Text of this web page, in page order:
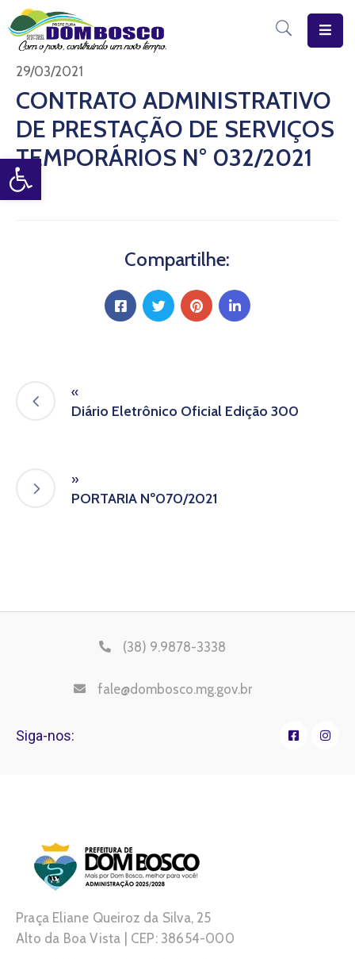
Open toolbar
Início
O
Município
Estrutura
Diário
29/03/2021
CONTRATO ADMINISTRATIVO
DE PRESTAÇÃO DE SERVIÇOS
TEMPORÁRIOS N° 032/2021
Compartilhe:
«
Diário Eletrônico Oficial Edição 300
»
PORTARIA Nº070/2021
(38) 9.9878-3338
fale@dombosco.mg.gov.br
Siga-nos:
Praça Eliane Queiroz da Silva, 25
Alto da Boa Vista | CEP: 38654-000